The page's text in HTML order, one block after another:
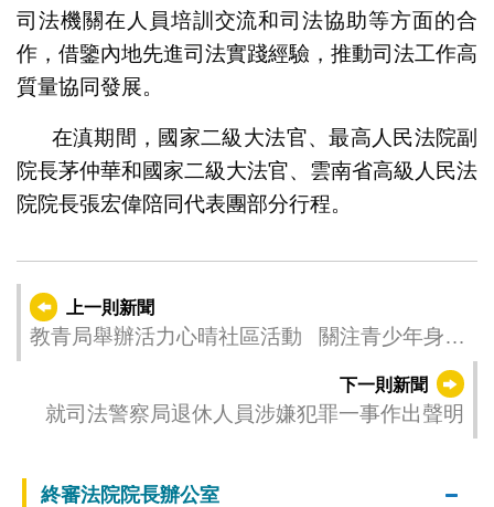
司法機關在人員培訓交流和司法協助等方面的合
作，借鑒內地先進司法實踐經驗，推動司法工作高
質量協同發展。
在滇期間，國家二級大法官、最高人民法院副
院長茅仲華和國家二級大法官、雲南省高級人民法
院院長張宏偉陪同代表團部分行程。
上一則新聞
教青局舉辦活力心晴社區活動 關注青少年身心
下一則新聞
就司法警察局退休人員涉嫌犯罪一事作出聲明
終審法院院長辦公室